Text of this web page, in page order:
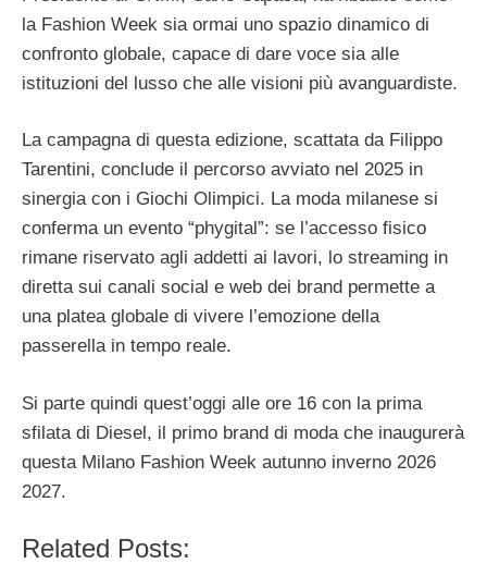
la Fashion Week sia ormai uno spazio dinamico di
confronto globale, capace di dare voce sia alle
istituzioni del lusso che alle visioni più avanguardiste.
La campagna di questa edizione, scattata da Filippo
Tarentini, conclude il percorso avviato nel 2025 in
sinergia con i Giochi Olimpici. La moda milanese si
conferma un evento “phygital”: se l’accesso fisico
rimane riservato agli addetti ai lavori, lo streaming in
diretta sui canali social e web dei brand permette a
una platea globale di vivere l’emozione della
passerella in tempo reale.
Si parte quindi quest’oggi alle ore 16 con la prima
sfilata di Diesel, il primo brand di moda che inaugurerà
questa Milano Fashion Week autunno inverno 2026
2027.
Related Posts: